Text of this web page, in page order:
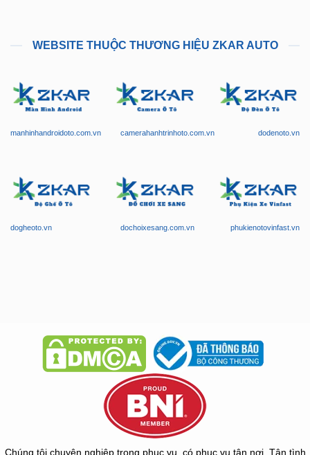
WEBSITE THUỘC THƯƠNG HIỆU ZKAR AUTO
manhinhandroidoto.com.vn camerahanhtrinhoto.com.vn dodenoto.vn
dogheoto.vn dochoixesang.com.vn phukienotovinfast.vn
Chúng tôi chuyên nghiệp trong phục vụ, có phục vụ tận nơi. Tận tình